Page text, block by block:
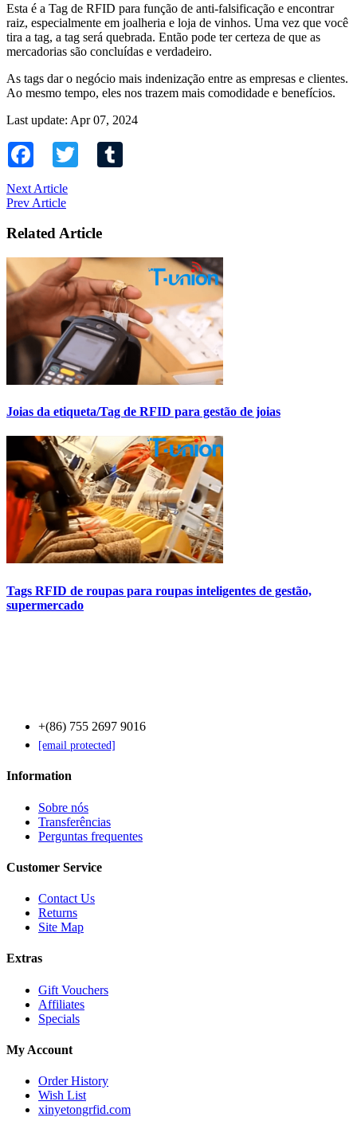
Esta é a Tag de RFID para função de anti-falsificação e encontrar
raiz, especialmente em joalheria e loja de vinhos. Uma vez que você
tira a tag, a tag será quebrada. Então pode ter certeza de que as
mercadorias são concluídas e verdadeiro.
As tags dar o negócio mais indenização entre as empresas e clientes.
Ao mesmo tempo, eles nos trazem mais comodidade e benefícios.
Last update: Apr 07, 2024
Facebook Twitter
Next Article
Prev Article
Related Article
Joias da etiqueta/Tag de RFID para gestão de joias
Tags RFID de roupas para roupas inteligentes de gestão,
supermercado
+(86) 755 2697 9016
[email protected]
Information
Sobre nós
Transferências
Perguntas frequentes
Customer Service
Contact Us
Returns
Site Map
Extras
Gift Vouchers
Affiliates
Specials
My Account
Order History
Wish List
xinyetongrfid.com